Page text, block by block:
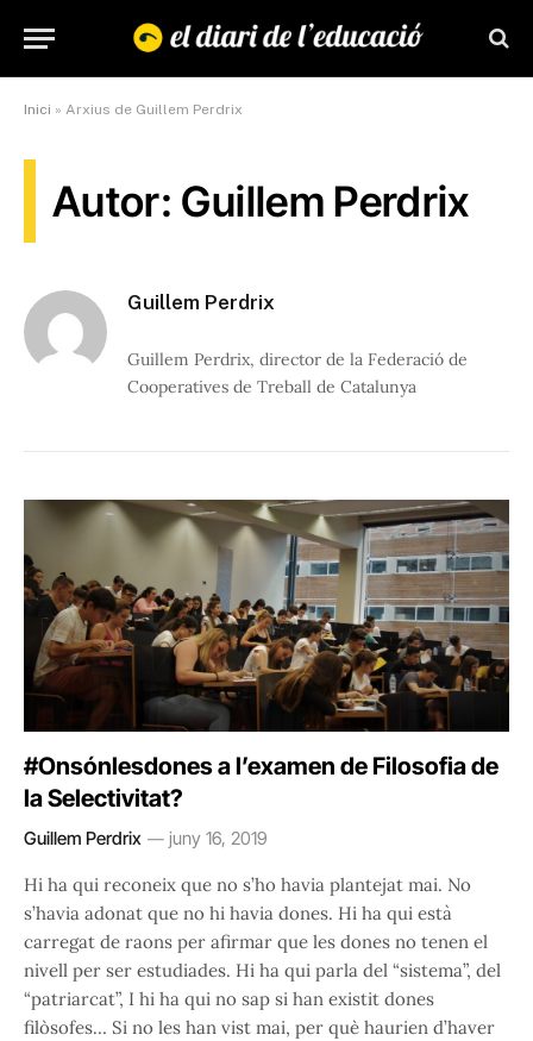
Inici » Arxius de Guillem Perdrix
Autor: Guillem Perdrix
Guillem Perdrix
Guillem Perdrix, director de la Federació de
Cooperatives de Treball de Catalunya
#Onsónlesdones a l’examen de Filosofia de
la Selectivitat?
Guillem Perdrix juny 16, 2019
Hi ha qui reconeix que no s’ho havia plantejat mai. No
s’havia adonat que no hi havia dones. Hi ha qui està
carregat de raons per afirmar que les dones no tenen el
nivell per ser estudiades. Hi ha qui parla del “sistema”, del
“patriarcat”, I hi ha qui no sap si han existit dones
filòsofes… Si no les han vist mai, per què haurien d’haver